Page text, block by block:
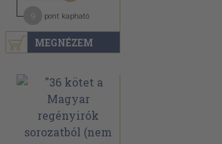
MEGNÉZEM
pont kapható